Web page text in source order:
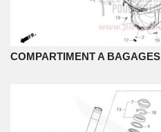
COMPARTIMENT A BAGAGES